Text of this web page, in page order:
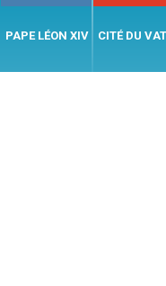
PAPE LÉON XIV CITÉ DU